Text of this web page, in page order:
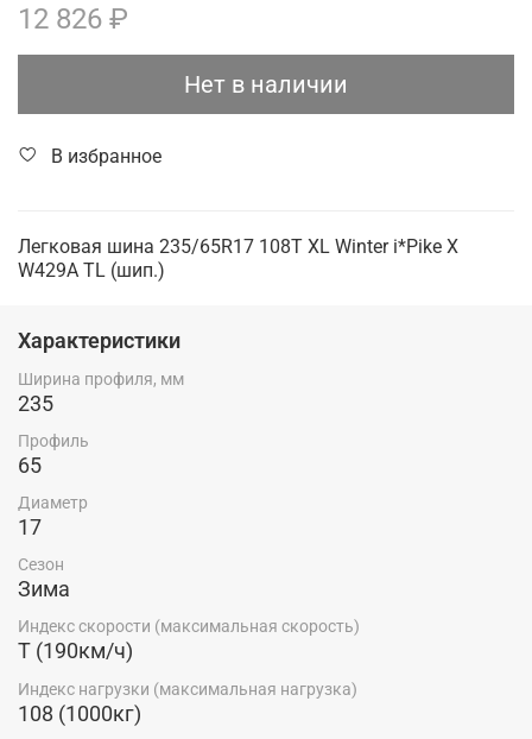
12 826 ₽
Нет в наличии
В избранное
Легковая шина 235/65R17 108T XL Winter i*Pike X
W429A TL (шип.)
Характеристики
Ширина профиля, мм
235
Профиль
65
Диаметр
17
Сезон
Зима
Индекс скорости (максимальная скорость)
T (190км/ч)
Индекс нагрузки (максимальная нагрузка)
108 (1000кг)